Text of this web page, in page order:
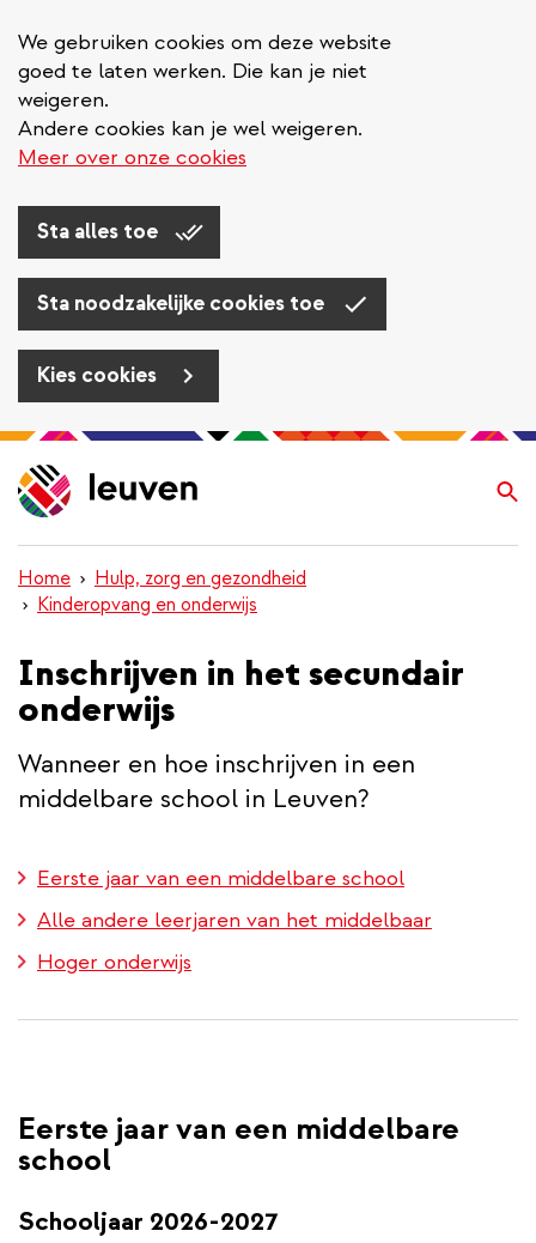
We gebruiken cookies om deze website
goed te laten werken. Die kan je niet
weigeren.
Andere cookies kan je wel weigeren.
Meer over onze cookies
Sta alles toe
Sta noodzakelijke cookies toe
Kies cookies
Overslaan
en
naar
inhoud
gaan
Home
Hulp, zorg en gezondheid
Kinderopvang en onderwijs
Inschrijven in het secundair
onderwijs
Wanneer en hoe inschrijven in een
middelbare school in Leuven?
Eerste jaar van een middelbare school
Alle andere leerjaren van het middelbaar
Hoger onderwijs
Eerste jaar van een middelbare
school
Schooljaar 2026-2027